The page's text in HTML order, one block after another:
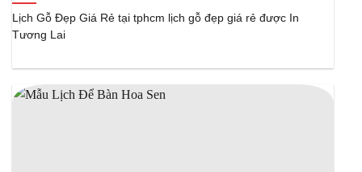
Lịch Gỗ Đẹp Giá Rẻ tại tphcm lịch gỗ đẹp giá rẻ được In
Tương Lai